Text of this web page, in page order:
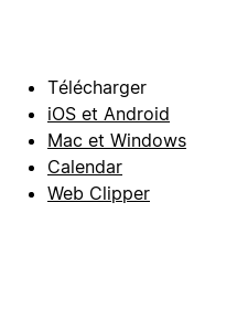
Télécharger
iOS et Android
Mac et Windows
Calendar
Web Clipper